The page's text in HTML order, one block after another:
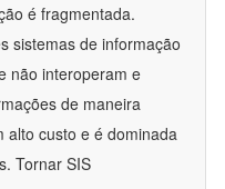
é fragmentada.
sistemas de informação
não interoperam e
de maneira
alto custo e é dominada
Tornar SIS